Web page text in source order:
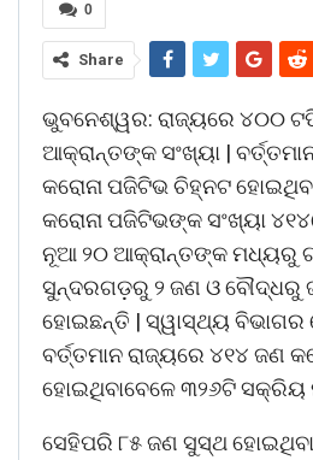
0
Share
ଭୁବନେଶ୍ୱର: ରାଜ୍ୟରେ ୪୦୦
ଆକ୍ରାନ୍ତଙ୍କ ସଂଖ୍ୟା |
କରୋନା ପଜିଟିଭ ଚିହ୍ନଟ
କରୋନା ପଜିଟିଭଙ୍କ ସଂଖ୍ୟା
ନୂଆ ୨୦ ଆକ୍ରାନ୍ତଙ୍କ ମଧ୍ୟରୁ
ସୁନ୍ଦରଗଡ଼ରୁ ୨ ଜଣ ଓ ବୌଦ୍ଧରୁ
ହୋଇଛନ୍ତି | ସ୍ୱାସ୍ଥ୍ୟ ବିଭାଗର
ବର୍ତ୍ତମାନ ରାଜ୍ୟରେ ୪୧୪ ଜଣ
ହୋଇଥିବାବେଳେ ୩୨୬ଟି ସକ୍ରିୟ
ସେହିପରି ୮୫ ଜଣ ସୁସ୍ଥ